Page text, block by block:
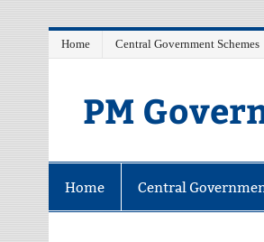
Home Central Government Schemes
PM
Home Central